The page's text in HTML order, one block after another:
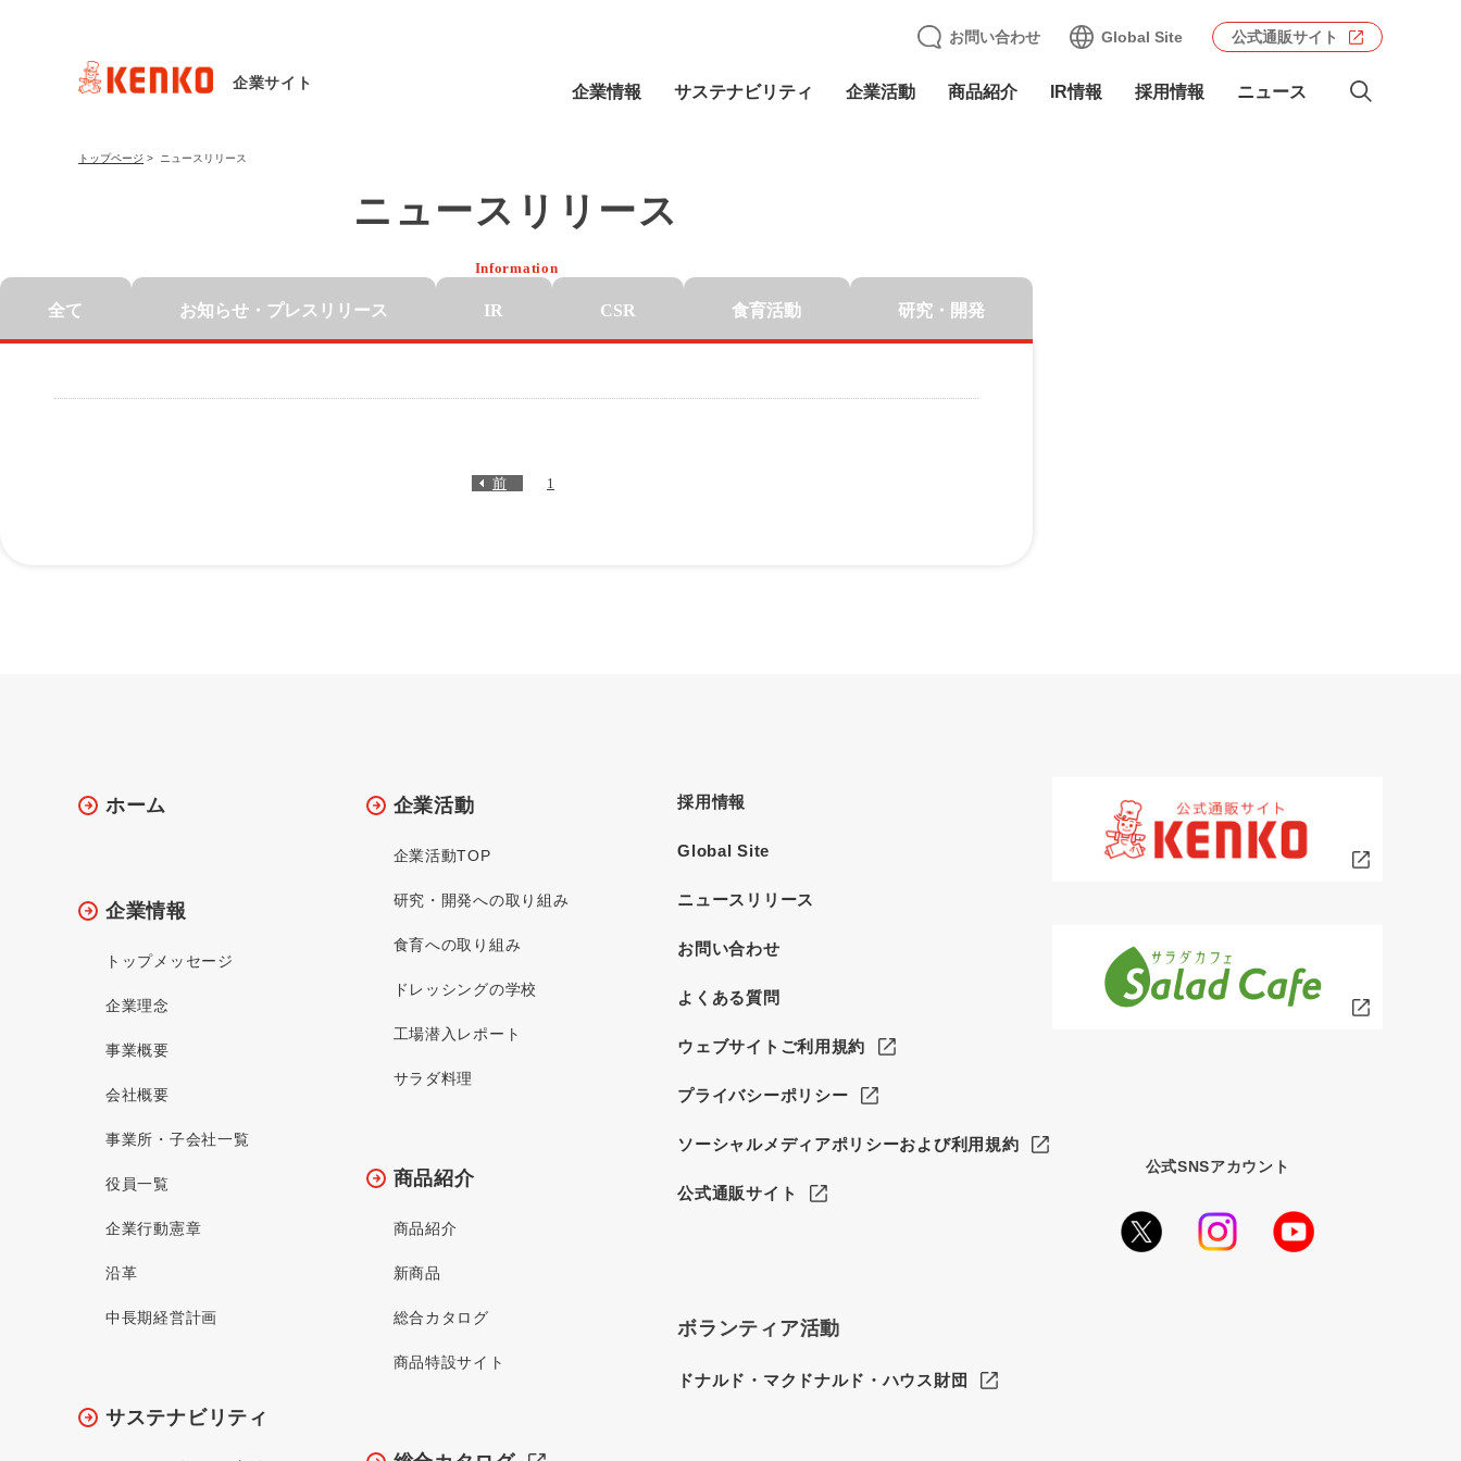
企業サイト 企業情報 サステナビリティ 企業活動 商品紹介 IR情報 採用情報 ニュース
お問い合わせ Global Site 公式通販サイト
トップページ > ニュースリリース
ニュースリリース
Information
全て お知らせ・ プレスリリース IR CSR 食育活動 研究・開発
前 1
ホーム
企業情報
トップメッセージ
企業理念
事業概要
会社概要
事業所・子会社一覧
役員一覧
企業行動憲章
沿革
中長期経営計画
サステナビリティ
企業活動
企業活動TOP
研究・開発への取り組み
食育への取り組み
ドレッシングの学校
工場潜入レポート
サラダ料理
商品紹介
商品紹介
新商品
総合カタログ
商品特設サイト
採用情報
Global Site
ニュースリリース
お問い合わせ
よくある質問
ウェブサイトご利用規約
プライバシーポリシー
ソーシャルメディアポリシーおよび利用規約
公式通販サイト
ボランティア活動
ドナルド・マクドナルド・ハウス財団
公式SNSアカウント